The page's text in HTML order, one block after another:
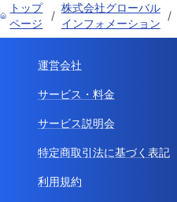
トップ
ページ
/
株式会社グローバル
インフォメーション
/
運営会社
サービス・料金
サービス説明会
特定商取引法に基づく表記
利用規約